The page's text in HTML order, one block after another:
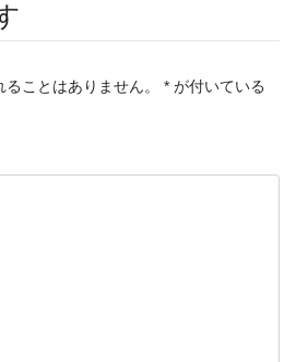
ことはありません。 * が付いている